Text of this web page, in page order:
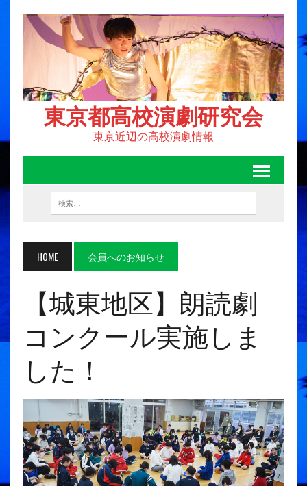
東京都高校演劇研究会
東京近辺の高校演劇情報
HOME 会員へのお知らせ
【城東地区】朗読劇
コンクール実施しま
した！